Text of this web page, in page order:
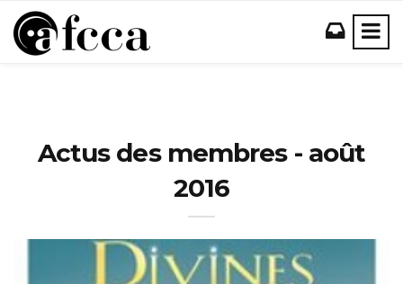
Actus des membres - août
2016